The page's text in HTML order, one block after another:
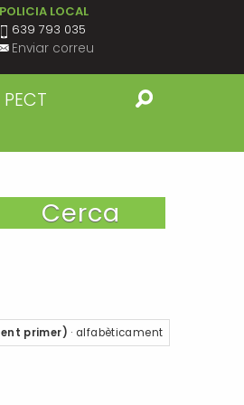
POLICIA LOCAL
639 793 035
Enviar correu
PECT
primer) · alfabèticament